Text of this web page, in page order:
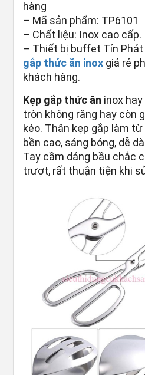
hàng
– Mã sản phẩm: TP6101
– Chất liệu: Inox cao cấp.
– Thiết bị buffet Tín
gắp thức ăn inox giá rẻ
khách hàng.
Kẹp gắp thức ăn inox
tròn không răng hay còn
kéo. Thân kẹp gắp làm
bền cao, sáng bóng, dễ
Tay cầm dáng bầu chắc
trượt, rất thuận tiện khi